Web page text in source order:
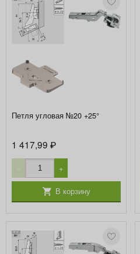
Петля угловая №20 +25°
1 417,99₽
− +
В корзину